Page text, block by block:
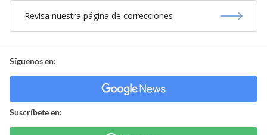
Revisa nuestra página de correcciones
Síguenos en:
Suscríbete en: